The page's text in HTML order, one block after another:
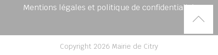
Mentions légales et politique de confidentialité
Copyright 2026 Mairie de Citry